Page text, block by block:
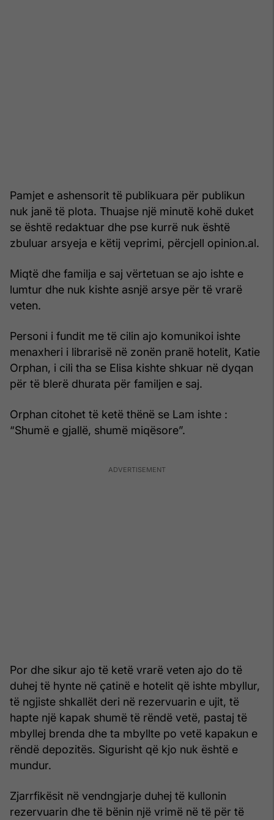
Pamjet e ashensorit të publikuara për publikun
nuk janë të plota. Thuajse një minutë kohë duket
se është redaktuar dhe pse kurrë nuk është
zbuluar arsyeja e këtij veprimi, përcjell opinion.al.
Miqtë dhe familja e saj vërtetuan se ajo ishte e
lumtur dhe nuk kishte asnjë arsye për të vrarë
veten.
Personi i fundit me të cilin ajo komunikoi ishte
menaxheri i librarisë në zonën pranë hotelit, Katie
Orphan, i cili tha se Elisa kishte shkuar në dyqan
për të blerë dhurata për familjen e saj.
Orphan citohet të ketë thënë se Lam ishte :
“Shumë e gjallë, shumë miqësore”.
Por dhe sikur ajo të ketë vrarë veten ajo do të
duhej të hynte në çatinë e hotelit që ishte mbyllur,
të ngjiste shkallët deri në rezervuarin e ujit, të
hapte një kapak shumë të rëndë vetë, pastaj të
mbyllej brenda dhe ta mbyllte po vetë kapakun e
rëndë depozitës. Sigurisht që kjo nuk është e
mundur.
Zjarrfikësit në vendngjarje duhej të kullonin
rezervuarin dhe të bënin një vrimë në të për të